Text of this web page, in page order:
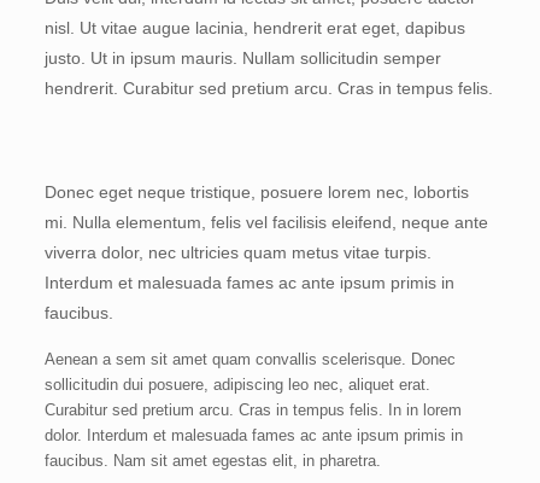
nisl. Ut vitae augue lacinia, hendrerit erat eget, dapibus
justo. Ut in ipsum mauris. Nullam sollicitudin semper
hendrerit. Curabitur sed pretium arcu. Cras in tempus felis.
Donec eget neque tristique, posuere lorem nec, lobortis
mi. Nulla elementum, felis vel facilisis eleifend, neque ante
viverra dolor, nec ultricies quam metus vitae turpis.
Interdum et malesuada fames ac ante ipsum primis in
faucibus.
Aenean a sem sit amet quam convallis scelerisque. Donec
sollicitudin dui posuere, adipiscing leo nec, aliquet erat.
Curabitur sed pretium arcu. Cras in tempus felis. In in lorem
dolor. Interdum et malesuada fames ac ante ipsum primis in
faucibus. Nam sit amet egestas elit, in pharetra.